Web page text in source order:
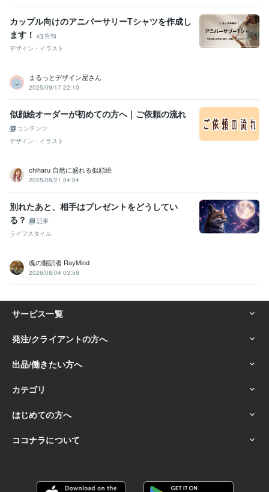
カップル向けのアニバーサリーTシャツを作成し
ます！
告知
デザイン・イラスト
まるっとデザイン屋さん
2025/09/17 22:10
似顔絵オーダーが初めての方へ｜ご依頼の流れ
コンテンツ
デザイン・イラスト
chiharu 自然に盛れる似顔絵
2025/08/21 04:04
別れたあと、相手はプレゼントをどうしてい
る？
記事
ライフスタイル
魂の翻訳者 RayMind
2026/08/04 03:59